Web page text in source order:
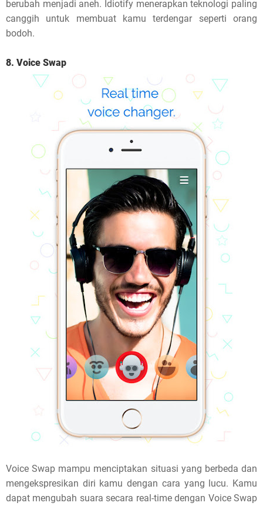
berubah menjadi aneh. Idiotify menerapkan teknologi paling
canggih untuk membuat kamu terdengar seperti orang
bodoh.
8. Voice Swap
Voice Swap mampu menciptakan situasi yang berbeda dan
mengekspresikan diri kamu dengan cara yang lucu. Kamu
dapat mengubah suara secara real-time dengan Voice Swap